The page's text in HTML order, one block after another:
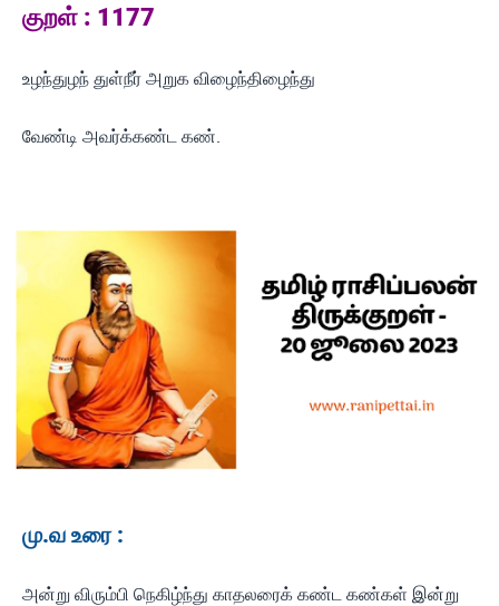
குறள் : 1177
உழந்துழந் துள்நீர் அறுக விழைந்திழைந்து
வேண்டி அவர்க்கண்ட கண்.
மு.வ உரை :
அன்று விரும்பி நெகிழ்ந்து காதலரைக் கண்ட கண்கள் இன்று